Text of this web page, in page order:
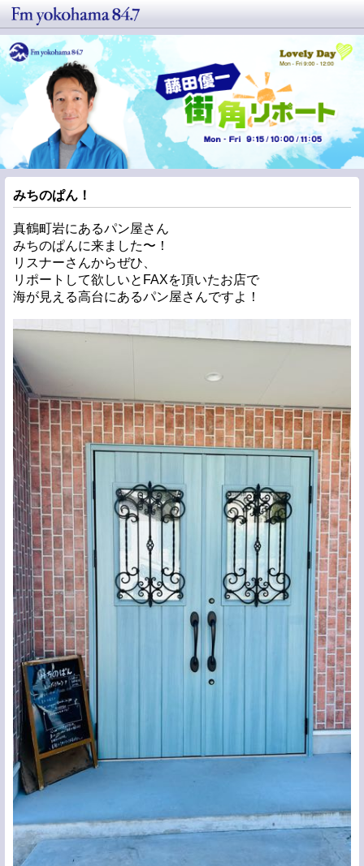
みちのぱん！
真鶴町岩にあるパン屋さん
みちのぱんに来ました〜！
リスナーさんからぜひ、
リポートして欲しいとFAXを頂いたお店で
海が見える高台にあるパン屋さんですよ！